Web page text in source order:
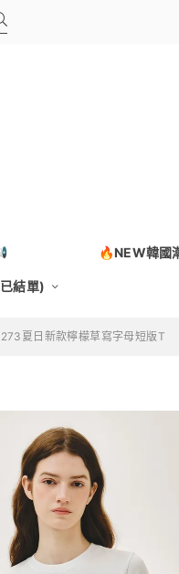
🔥NEW韓國
結單)
夏日新款檸檬草寫字母短版T